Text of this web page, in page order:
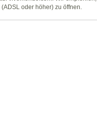
oder höher) zu öffnen.